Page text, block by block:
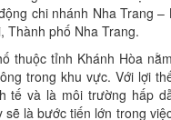
chi nhánh Nha Trang
Thành phố Nha Trang.
thuộc tỉnh Khánh Hòa
trong khu vực. Với lợi
tế và là môi trường hấp
sẽ là bước tiến lớn trong